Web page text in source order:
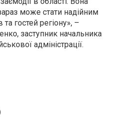
може стати надійним
гостей регіону», –
заступник начальника
адміністрації.